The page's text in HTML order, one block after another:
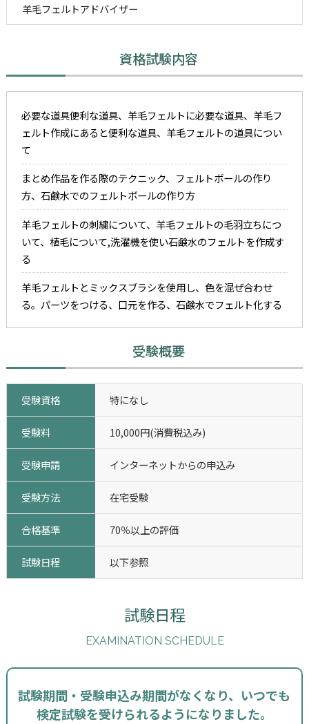
羊毛フェルトアドバイザー
資格試験内容
必要な道具便利な道具、羊毛フェルトに必要な道具、羊毛フ
ェルト作成にあると便利な道具、羊毛フェルトの道具につい
て
まとめ作品を作る際のテクニック、フェルトボールの作り
方、石鹸水でのフェルトボールの作り方
羊毛フェルトの刺繍について、羊毛フェルトの毛羽立ちにつ
いて、植毛について,洗濯機を使い石鹸水のフェルトを作成す
る
羊毛フェルトとミックスブラシを使用し、色を混ぜ合わせ
る。パーツをつける、口元を作る、石鹸水でフェルト化する
受験概要
受験資格 特になし
受験料 10,000円(消費税込み)
受験申請 インターネットからの申込み
受験方法 在宅受験
合格基準 70％以上の評価
試験日程 以下参照
試験日程
EXAMINATION SCHEDULE
試験期間・受験申込み期間がなくなり、いつでも
検定試験を受けられるようになりました。